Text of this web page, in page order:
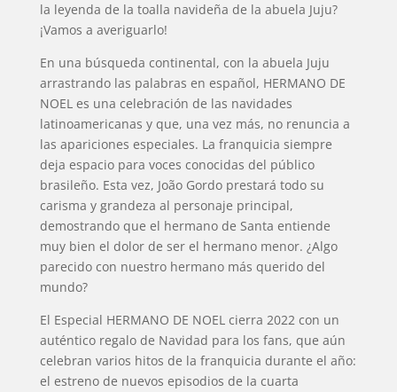
la leyenda de la toalla navideña de la abuela Juju?
¡Vamos a averiguarlo!
En una búsqueda continental, con la abuela Juju
arrastrando las palabras en español, HERMANO DE
NOEL es una celebración de las navidades
latinoamericanas y que, una vez más, no renuncia a
las apariciones especiales. La franquicia siempre
deja espacio para voces conocidas del público
brasileño. Esta vez, João Gordo prestará todo su
carisma y grandeza al personaje principal,
demostrando que el hermano de Santa entiende
muy bien el dolor de ser el hermano menor. ¿Algo
parecido con nuestro hermano más querido del
mundo?
El Especial HERMANO DE NOEL cierra 2022 con un
auténtico regalo de Navidad para los fans, que aún
celebran varios hitos de la franquicia durante el año:
el estreno de nuevos episodios de la cuarta